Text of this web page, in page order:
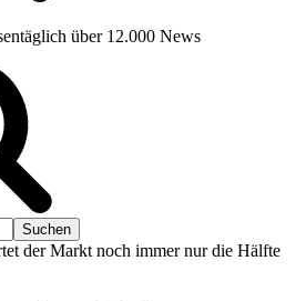
über 12.000 News
der Markt noch immer nur die Hälfte